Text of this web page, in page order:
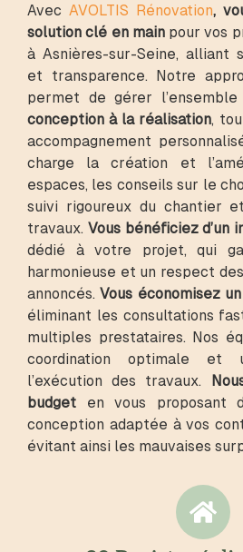
Avec AVOLTIS Rénovation,
solution clé en mainpour vos
à Asnières-sur-Seine, alliant
et transparence. Notre
permet de gérer
conception à la réalisation,
accompagnement
charge la création et
espaces, les conseils sur le
suivi rigoureux du chantier
travaux. Vous bénéficiez d’un
dédié à votre projet, qui
harmonieuse et un respect
annoncés.Vous économisez
éliminant les consultations
multiples prestataires. Nos
coordination optimale et
l’exécution des travaux.
budget en vous proposant
conception adaptée à vos
évitant ainsi les mauvaises